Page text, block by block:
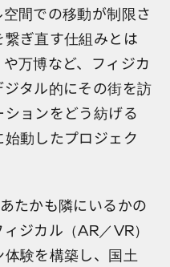
間での移動が制限さ
ぎ直す仕組みとは
万博など、フィジカ
タル的にその街を訪
ョンをどう紡げる
動したプロジェク
たかも隣にいるかの
ジカル（AR／VR）
験を構築し、国土